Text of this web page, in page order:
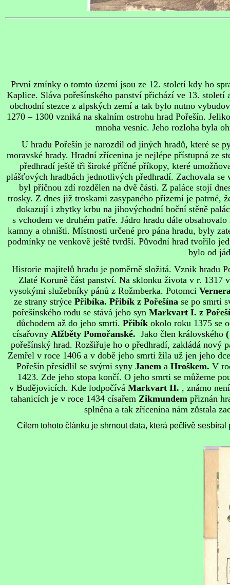
První zmínky o tomto území jsou ze 12. století kdy ho
Kaplice. Sláva pořešínského panství přichází ve 13.
obchodní stezce z alpských zemí a tak bylo nutno
1270 – 1300 vzniká na skalním ostrohu hrad Pořešín.
mnoha vesnic. Jeho rozloha byla
U hradu Pořešín je narozdíl od jiných hradů, které se
moravské hrady. Hradní zřícenina je nejlépe přístupná ze
předhradí ještě tři široké příčné příkopy, které
plášťových hradbách jednotlivých předhradí. Zachovala
byl příčnou zdí rozdělen na dvě části. Z paláce stojí
trosky. Z dnes již troskami zasypaného přízemí je patrné,
dokazují i zbytky krbu na jihovýchodní boční stěně
s vchodem ve druhém patře. Jádro hradu dále
kamny a ohništi. Místnosti určené pro pána hradu, byly
podmínky ne venkově ještě tvrdší. Původní hrad tvořilo
bylo od
Historie majitelů hradu je poměrně složitá. Vznik hradu
Zlaté Koruně část panství. Na sklonku života v r. 1317
vysokými služebníky pánů z Rožmberka. Potomci
ze strany strýce Přibíka. Přibík z Pořešína se po smrti
pořešínského rodu se stává jeho syn Markvart I. z
důchodem až do jeho smrti. Přibík okolo roku 1375 se
císařovny Alžběty Pomořanské. Jako člen královského (
pořešínský hrad. Rozšiřuje ho o předhradí, zakládá
Zemřel v roce 1406 a v době jeho smrti žila už jen jeho
Pořešín přesídlil se svými syny Janem a Hroškem. V
1423. Zde jeho stopa končí. O jeho smrti se můžeme
v Budějovicích. Kde lodpočívá Markvart II. , známo
tahanicích je v roce 1434 císařem Zikmundem přiznán
splněna a tak zřícenina nám zůstala
Cílem tohoto článku je shrnout data, která pečlivě